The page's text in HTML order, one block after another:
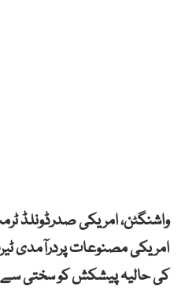
واشنگٹن، امریکی صدرڈونلڈ
امریکی مصنوعات پردرآمدی
کی حالیہ پیشکش کو سختی سے